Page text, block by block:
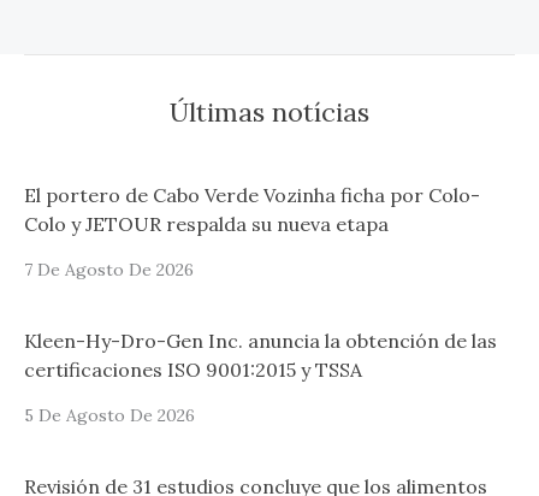
Últimas notícias
El portero de Cabo Verde Vozinha ficha por Colo-
Colo y JETOUR respalda su nueva etapa
7 De Agosto De 2026
Kleen-Hy-Dro-Gen Inc. anuncia la obtención de las
certificaciones ISO 9001:2015 y TSSA
5 De Agosto De 2026
Revisión de 31 estudios concluye que los alimentos